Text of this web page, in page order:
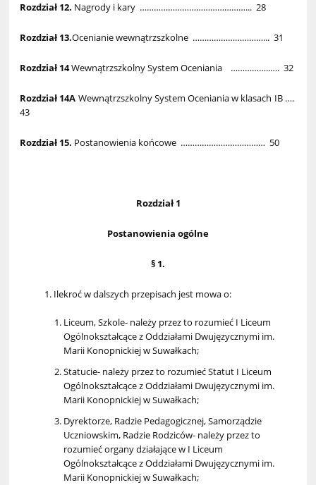
Rozdział 12. Nagrody i kary ………………………………………... 28
Rozdział 13.Ocenianie wewnątrzszkolne …………………………... 31
Rozdział 14Wewnątrzszkolny System Oceniania ……………..…. 32
Rozdział 14A Wewnątrzszkolny System Oceniania w klasach IB ….
43
Rozdział 15. Postanowienia końcowe ……………………………… 50
Rozdział 1
Postanowienia ogólne
§ 1.
Ilekroć w dalszych przepisach jest mowa o:
Liceum, Szkole- należy przez to rozumieć I Liceum
Ogólnokształcące z Oddziałami Dwujęzycznymi im.
Marii Konopnickiej w Suwałkach;
Statucie- należy przez to rozumieć Statut I Liceum
Ogólnokształcące z Oddziałami Dwujęzycznymi im.
Marii Konopnickiej w Suwałkach;
Dyrektorze, Radzie Pedagogicznej, Samorządzie
Uczniowskim, Radzie Rodziców- należy przez to
rozumieć organy działające w I Liceum
Ogólnokształcące z Oddziałami Dwujęzycznymi im.
Marii Konopnickiej w Suwałkach;